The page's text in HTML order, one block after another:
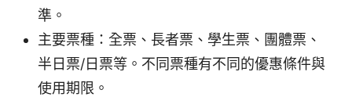
準。
主要票種：全票、長者票、學生票、團體票、
半日票/日票等。不同票種有不同的優惠條件與
使用期限。